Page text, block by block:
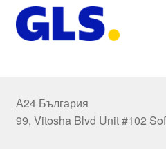
А24 България
99, Vitosha Blvd Unit #102